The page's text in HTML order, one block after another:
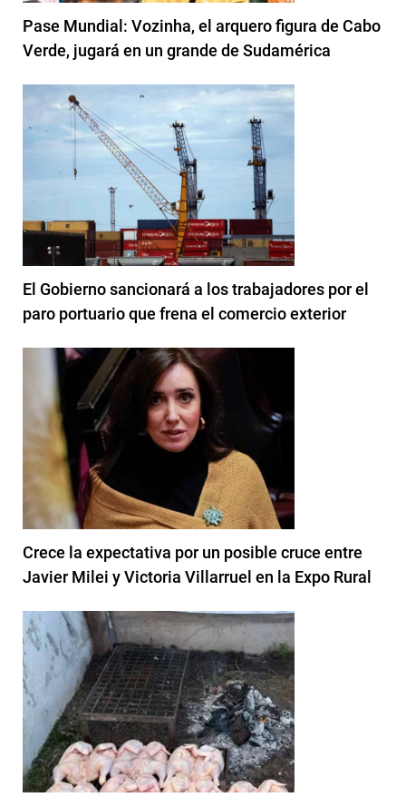
Pase Mundial: Vozinha, el arquero figura de Cabo
Verde, jugará en un grande de Sudamérica
El Gobierno sancionará a los trabajadores por el
paro portuario que frena el comercio exterior
Crece la expectativa por un posible cruce entre
Javier Milei y Victoria Villarruel en la Expo Rural